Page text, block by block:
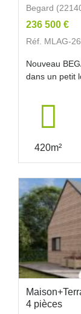
Begard
236 500 €
Réf. MLAG-
Nouveau
dans un petit
420m²
4 pièces